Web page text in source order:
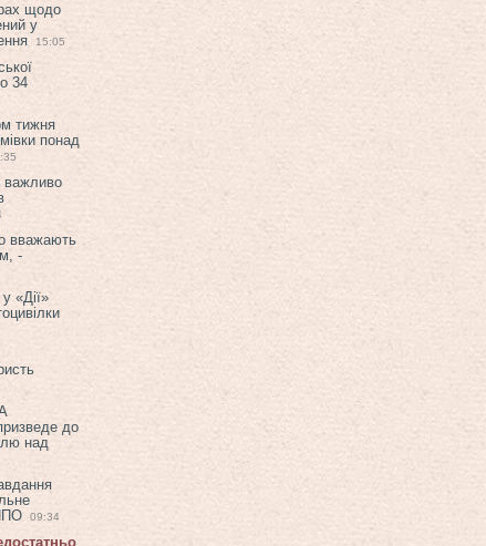
щодо
у
15:05
34
тижня
понад
важливо
вважають
-
«Дії»
до
над
09:34